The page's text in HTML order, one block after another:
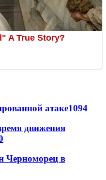
атаке1094
движения
Черноморец в